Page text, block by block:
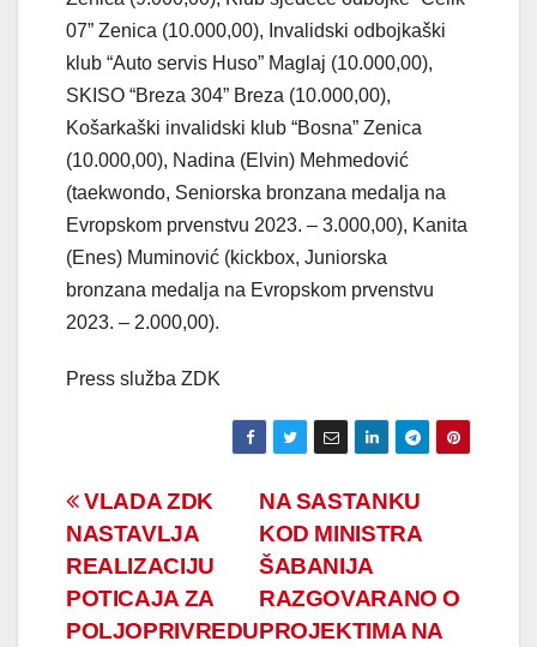
07” Zenica (10.000,00), Invalidski odbojkaški
klub “Auto servis Huso” Maglaj (10.000,00),
SKISO “Breza 304” Breza (10.000,00),
Košarkaški invalidski klub “Bosna” Zenica
(10.000,00), Nadina (Elvin) Mehmedović
(taekwondo, Seniorska bronzana medalja na
Evropskom prvenstvu 2023. – 3.000,00), Kanita
(Enes) Muminović (kickbox, Juniorska
bronzana medalja na Evropskom prvenstvu
2023. – 2.000,00).
Press služba ZDK
Navigacija
članaka
NA SASTANKU
KOD MINISTRA
ŠABANIJA
RAZGOVARANO O
PROJEKTIMA NA
VLADA ZDK
NASTAVLJA
REALIZACIJU
POTICAJA ZA
POLJOPRIVREDU